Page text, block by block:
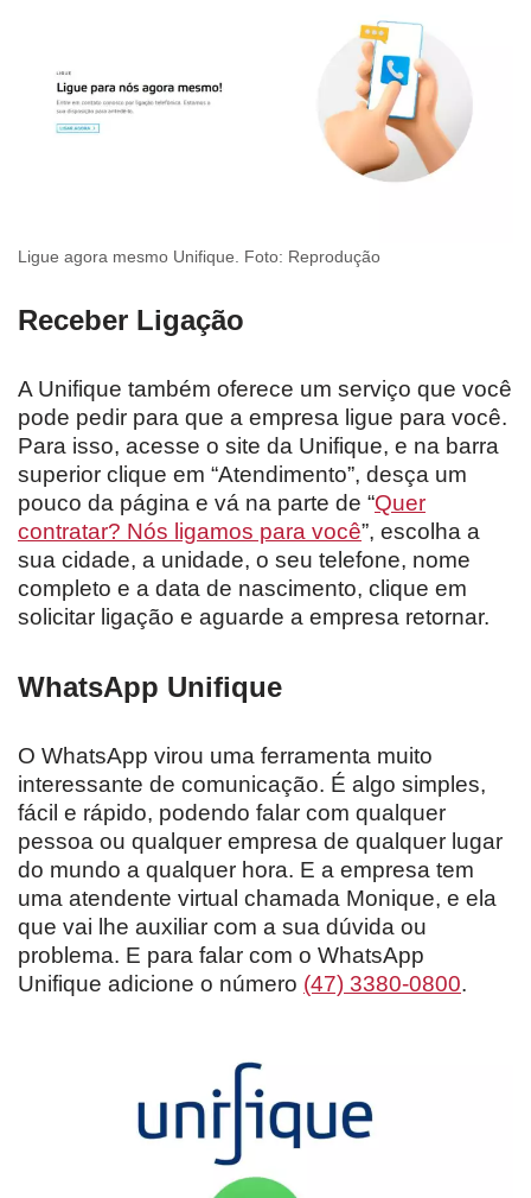
Ligue agora mesmo Unifique. Foto: Reprodução
Receber Ligação
A Unifique também oferece um serviço que você
pode pedir para que a empresa ligue para você.
Para isso, acesse o site da Unifique, e na barra
superior clique em “Atendimento”, desça um
pouco da página e vá na parte de “Quer
contratar? Nós ligamos para você”, escolha a
sua cidade, a unidade, o seu telefone, nome
completo e a data de nascimento, clique em
solicitar ligação e aguarde a empresa retornar.
WhatsApp Unifique
O WhatsApp virou uma ferramenta muito
interessante de comunicação. É algo simples,
fácil e rápido, podendo falar com qualquer
pessoa ou qualquer empresa de qualquer lugar
do mundo a qualquer hora. E a empresa tem
uma atendente virtual chamada Monique, e ela
que vai lhe auxiliar com a sua dúvida ou
problema. E para falar com o WhatsApp
Unifique adicione o número (47) 3380-0800.